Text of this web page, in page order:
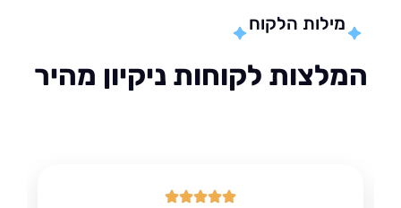
מילות הלקוח
לקוחות ניקיון מהיר